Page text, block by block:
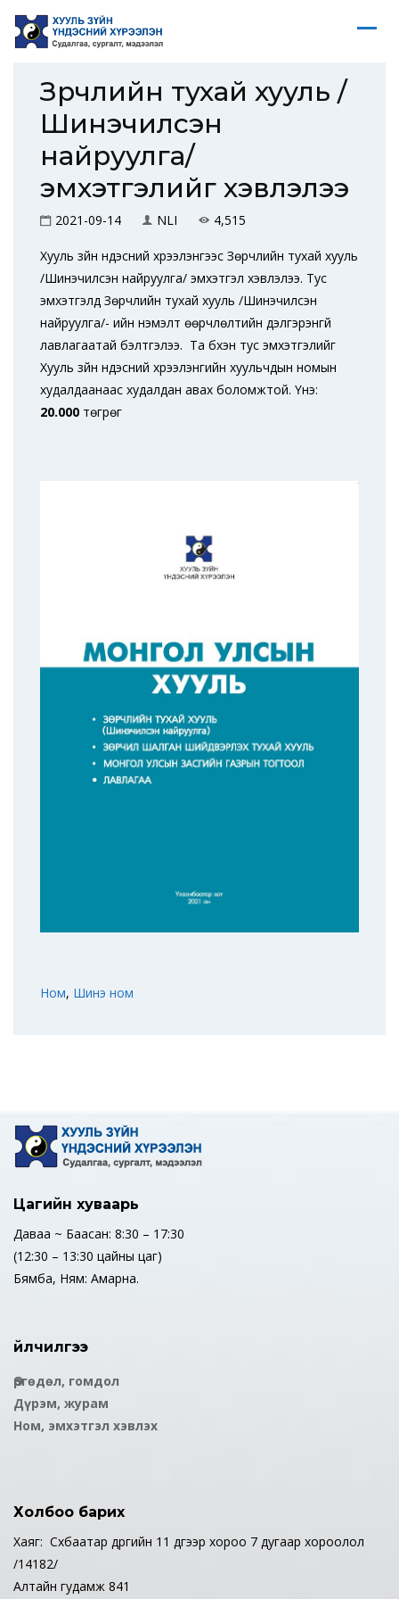
Зөрчлийн тухай хууль /
Шинэчилсэн
найруулга/
эмхэтгэлийг хэвлэлээ
2021-09-14 NLI 4,515
Хууль зүйн үндэсний хүрээлэнгээс Зөрчлийн тухай хууль
/Шинэчилсэн найруулга/ эмхэтгэл хэвлэлээ. Тус
эмхэтгэлд Зөрчлийн тухай хууль /Шинэчилсэн
найруулга/- ийн нэмэлт өөрчлөлтийн дэлгэрэнгүй
лавлагаатай бэлтгэлээ. Та бүхэн тус эмхэтгэлийг
Хууль зүйн үндэсний хүрээлэнгийн хуульчдын номын
худалдаанаас худалдан авах боломжтой. Үнэ:
20.000 төгрөг
Ном, Шинэ ном
Цагийн хуваарь
Даваа ~ Баасан: 8:30 – 17:30
(12:30 – 13:30 цайны цаг)
Бямба, Ням: Амарна.
Үйлчилгээ
Өргөдөл, гомдол
Дүрэм, журам
Ном, эмхэтгэл хэвлэх
Холбоо барих
Хаяг: Сүхбаатар дүүргийн 11 дүгээр хороо 7 дугаар хороолол
/14182/
Алтайн гудамж 841